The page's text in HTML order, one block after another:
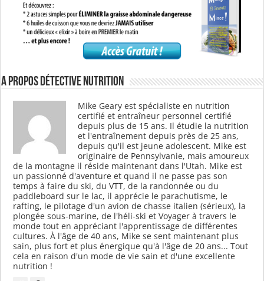
A propos Détective Nutrition
Mike Geary est spécialiste en nutrition
certifié et entraîneur personnel certifié
depuis plus de 15 ans. Il étudie la nutrition
et l'entraînement depuis près de 25 ans,
depuis qu'il est jeune adolescent. Mike est
originaire de Pennsylvanie, mais amoureux
de la montagne il réside maintenant dans l'Utah. Mike est
un passionné d'aventure et quand il ne passe pas son
temps à faire du ski, du VTT, de la randonnée ou du
paddleboard sur le lac, il apprécie le parachutisme, le
rafting, le pilotage d'un avion de chasse italien (sérieux), la
plongée sous-marine, de l'héli-ski et Voyager à travers le
monde tout en appréciant l'apprentissage de différentes
cultures. À l'âge de 40 ans, Mike se sent maintenant plus
sain, plus fort et plus énergique qu'à l'âge de 20 ans... Tout
cela en raison d'un mode de vie sain et d'une excellente
nutrition !